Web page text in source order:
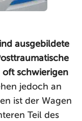
ausgebildete
oft schwierigen
jedoch an
ist der Wagen
Teil des